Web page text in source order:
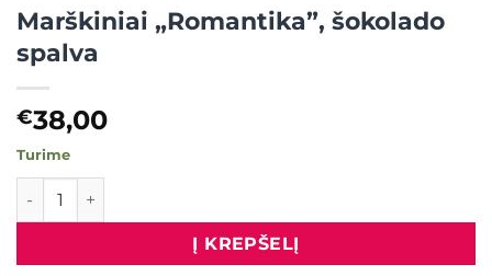
Marškiniai „Romantika”, šokolado
spalva
€38,00
Turime
produkto kiekis: Marškiniai "Romantika", šokolado spalva
Į KREPŠELĮ